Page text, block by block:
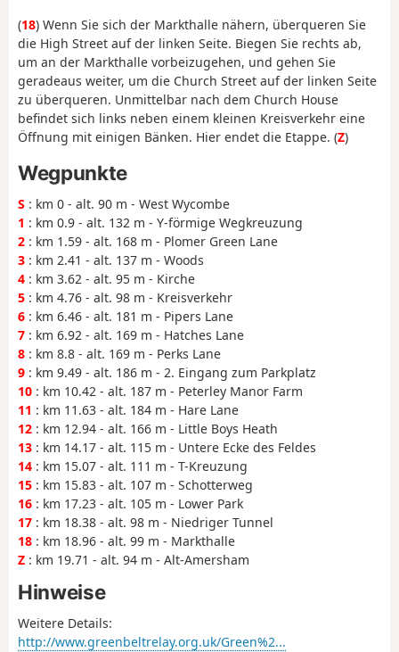
(18) Wenn Sie sich der Markthalle nähern, überqueren Sie
die High Street auf der linken Seite. Biegen Sie rechts ab,
um an der Markthalle vorbeizugehen, und gehen Sie
geradeaus weiter, um die Church Street auf der linken Seite
zu überqueren. Unmittelbar nach dem Church House
befindet sich links neben einem kleinen Kreisverkehr eine
Öffnung mit einigen Bänken. Hier endet die Etappe. (Z)
Wegpunkte
S : km 0 - alt. 90 m - West Wycombe
1 : km 0.9 - alt. 132 m - Y-förmige Wegkreuzung
2 : km 1.59 - alt. 168 m - Plomer Green Lane
3 : km 2.41 - alt. 137 m - Woods
4 : km 3.62 - alt. 95 m - Kirche
5 : km 4.76 - alt. 98 m - Kreisverkehr
6 : km 6.46 - alt. 181 m - Pipers Lane
7 : km 6.92 - alt. 169 m - Hatches Lane
8 : km 8.8 - alt. 169 m - Perks Lane
9 : km 9.49 - alt. 186 m - 2. Eingang zum Parkplatz
10 : km 10.42 - alt. 187 m - Peterley Manor Farm
11 : km 11.63 - alt. 184 m - Hare Lane
12 : km 12.94 - alt. 166 m - Little Boys Heath
13 : km 14.17 - alt. 115 m - Untere Ecke des Feldes
14 : km 15.07 - alt. 111 m - T-Kreuzung
15 : km 15.83 - alt. 107 m - Schotterweg
16 : km 17.23 - alt. 105 m - Lower Park
17 : km 18.38 - alt. 98 m - Niedriger Tunnel
18 : km 18.96 - alt. 99 m - Markthalle
Z : km 19.71 - alt. 94 m - Alt-Amersham
Hinweise
Weitere Details:
http://www.greenbeltrelay.org.uk/Green%2...